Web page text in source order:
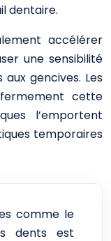
dentaire.
accélérer
une sensibilité
gencives. Les
cette
l’emportent
temporaires
comme le
dents est